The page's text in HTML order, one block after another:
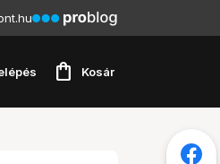
shopping_bag Kosár